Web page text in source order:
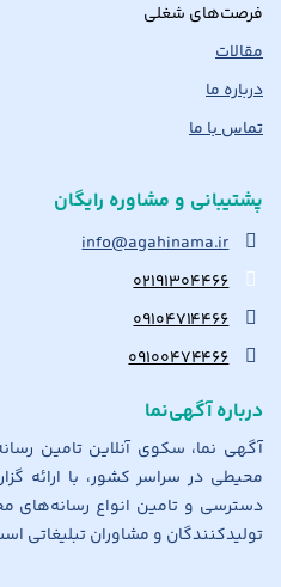
فرصت‌های شغلی
مقالات
درباره ما
تماس با ما
پشتیبانی و مشاوره رایگان
info@agahinama.ir
۰۲۱۹۱۳۰۴۴۶۶
۰۹۱۰۴۷۱۴۴۶۶
۰۹۱۰۰۴۷۴۴۶۶
درباره آگهی‌نما
آگهی نما، سکوی آنلاین تامین
محیطی در سراسر کشور، با ارائه
دسترسی و تامین انواع رسانه‌های
تولیدکنندگان و مشاوران تبلیغاتی